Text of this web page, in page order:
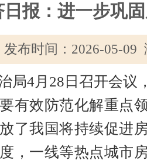
日报：进一步巩
发布时间：2026-05-09
局4月28日召开会议
有效防范化解重点
了我国将持续促进
，一线等热点城市